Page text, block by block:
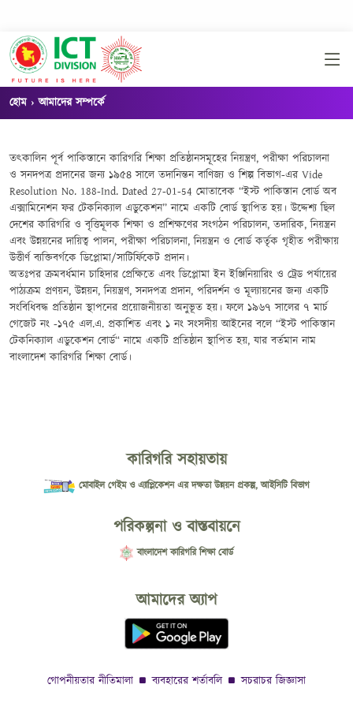
হোম আমাদের সম্পর্কে
তৎকালিন পূর্ব পাকিস্তানে কারিগরি শিক্ষা প্রতিষ্ঠানসমূহের নিয়ন্ত্রণ, পরীক্ষা পরিচালনা
ও সনদপত্র প্রদানের জন্য ১৯৫৪ সালে তদানিন্তন বাণিজ্য ও শিল্প বিভাগ-এর Vide
Resolution No. 188-Ind. Dated 27-01-54 মোতাবেক “ইস্ট পাকিস্তান বোর্ড অব
এক্সামিনেশন ফর টেকনিক্যাল এডুকেশন” নামে একটি বোর্ড স্থাপিত হয়। উদ্দেশ্য ছিল
দেশের কারিগরি ও বৃত্তিমূলক শিক্ষা ও প্রশিক্ষণের সংগঠন পরিচালন, তদারিক, নিয়ন্ত্রন
এবং উন্নয়নের দায়িত্ব পালন, পরীক্ষা পরিচালনা, নিয়ন্ত্রন ও বোর্ড কর্তৃক গৃহীত পরীক্ষায়
উত্তীর্ণ ব্যক্তিবর্গকে ডিপ্লোমা/সাটির্ফিকেট প্রদান।
অতঃপর ক্রমবর্ধমান চাহিদার প্রেক্ষিতে এবং ডিপ্লোমা ইন ইঞ্জিনিয়ারিং ও ট্রেড পর্যায়ের
পাঠ্যক্রম প্রণয়ন, উন্নয়ন, নিয়ন্ত্রণ, সনদপত্র প্রদান, পরিদর্শন ও মূল্যায়নের জন্য একটি
সংবিধিবদ্ধ প্রতিষ্ঠান স্থাপনের প্রয়োজনীয়তা অনুভূত হয়। ফলে ১৯৬৭ সালের ৭ মার্চ
গেজেট নং -১৭৫ এল.এ. প্রকাশিত এবং ১ নং সংসদীয় আইনের বলে “ইস্ট পাকিস্তান
টেকনিক্যাল এডুকেশন বোর্ড“ নামে একটি প্রতিষ্ঠান স্থাপিত হয়, যার বর্তমান নাম
বাংলাদেশ কারিগরি শিক্ষা বোর্ড।
কারিগরি সহায়তায়
মোবাইল গেইম ও এ্যাপ্লিকেশন এর দক্ষতা উন্নয়ন প্রকল্প, আইসিটি বিভাগ
পরিকল্পনা ও বাস্তবায়নে
বাংলাদেশ কারিগরি শিক্ষা বোর্ড
আমাদের অ্যাপ
গোপনীয়তার নীতিমালা ব্যবহারের শর্তাবলি সচরাচর জিজ্ঞাসা